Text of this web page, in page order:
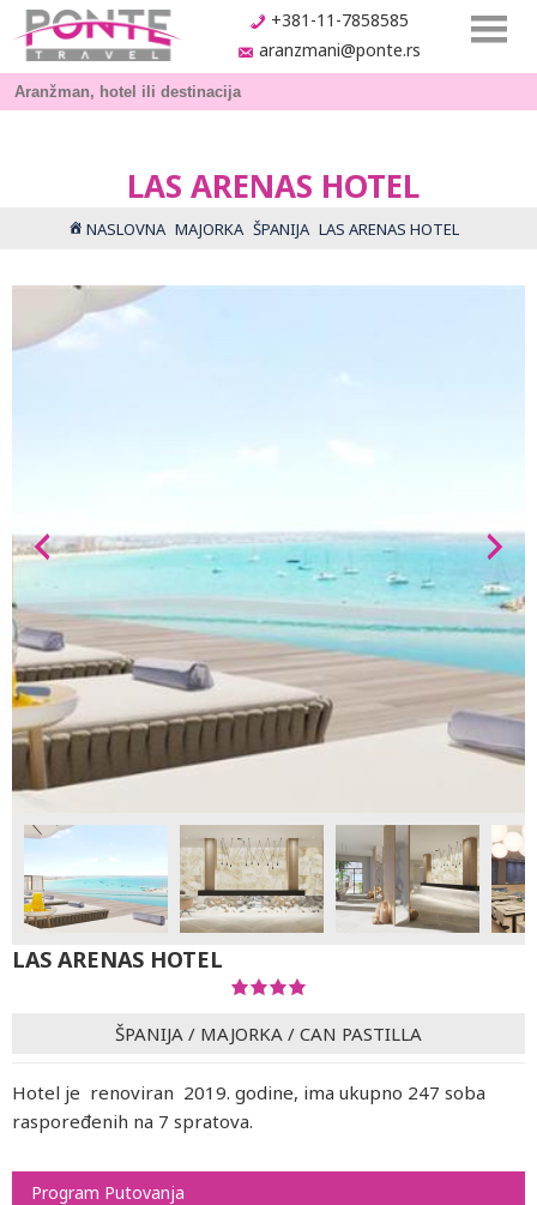
+381-11-7858585
aranzmani@ponte.rs
LAS ARENAS HOTEL
NASLOVNA MAJORKA ŠPANIJA LAS ARENAS HOTEL
LAS ARENAS HOTEL
ŠPANIJA / MAJORKA / CAN PASTILLA
Hotel je renoviran 2019. godine, ima ukupno 247 soba
raspoređenih na 7 spratova.
Program Putovanja